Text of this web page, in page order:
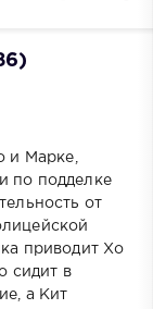
и Марке,
по подделке
от
приводит Хо
сидит в
а Кит